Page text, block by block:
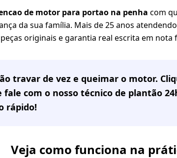
de motor para portao na penha com
da sua família. Mais de 25 anos
originais e garantia real escrita em
travar de vez e queimar o motor.
com o nosso técnico de plantão
rápido!
Veja como funciona na